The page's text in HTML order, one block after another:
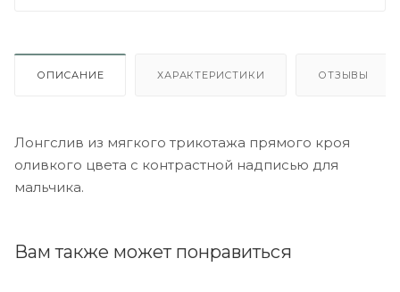
ОПИСАНИЕ ХАРАКТЕРИСТИКИ ОТЗЫВЫ
Лонгслив из мягкого трикотажа прямого кроя
оливкого цвета с контрастной надписью для
мальчика.
Вам также может понравиться